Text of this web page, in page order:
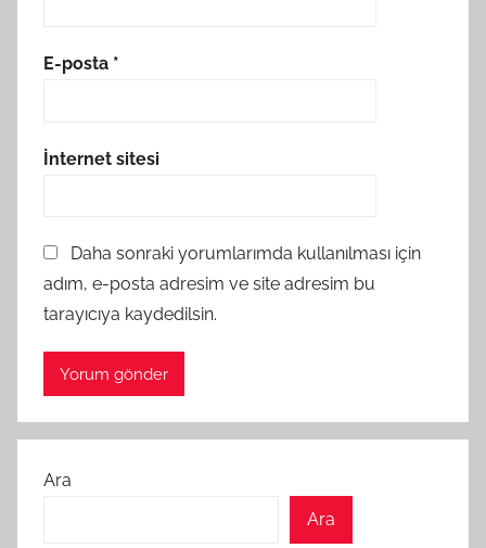
E-posta *
İnternet sitesi
Daha sonraki yorumlarımda kullanılması için
adım, e-posta adresim ve site adresim bu
tarayıcıya kaydedilsin.
Ara
Ara